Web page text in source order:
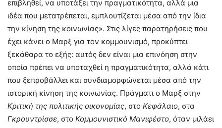
επιβληθεί, να υποτάξει την πραγματικότητα, αλλά μια
ιδέα που μετατρέπεται, εμπλουτίζεται μέσα από την ίδια
την κίνηση της κοινωνίας». Στις λίγες παρατηρήσεις που
έχει κάνει ο Μαρξ για τον κομμουνισμό, προκύπτει
ξεκάθαρα το εξής: αυτός δεν είναι μια επινόηση στην
οποία πρέπει να υποταχθεί η πραγματικότητα, αλλά κάτι
που ξεπροβάλλει και συνδιαμορφώνεται μέσα από την
ιστορική κίνηση της κοινωνίας. Πράγματι ο Μαρξ στην
Κριτική της πολιτικής οικονομίας, στο Κεφάλαιο, στα
Γκρουντρίσσε, στο Κομμουνιστικό Μανιφέστο, όταν μιλάει